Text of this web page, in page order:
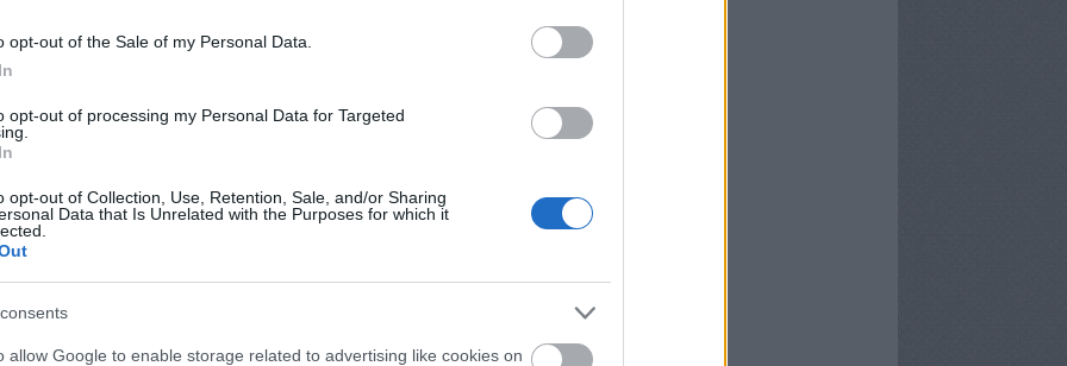
opt-out of the Sale of my Personal Data.
opt-out of processing my Personal Data for Targeted
opt-out of Collection, Use, Retention, Sale, and/or Sharing
Data that Is Unrelated with the Purposes for which it
allow Google to enable storage related to advertising like cookies on
ujhelyi istván pártelit
[194.]
2025 március
2025 február
2024 december
2024 november
2024 augusztus
Tovább...
Blogajánló